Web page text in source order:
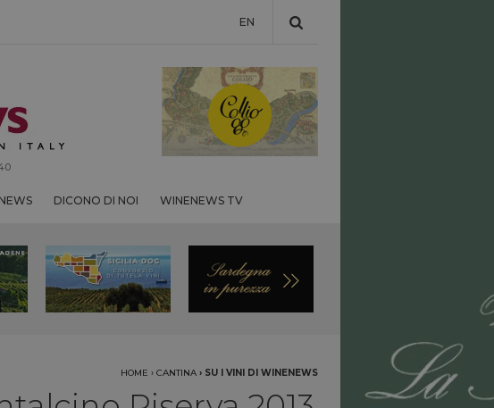
EN
DICONO DI NOI WINENEWS TV
HOME › CANTINA › SU I VINI DI WINENEWS